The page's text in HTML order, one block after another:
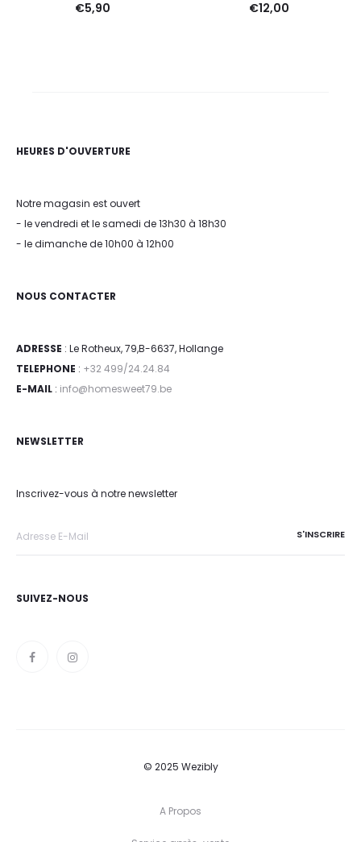
€5,90
€12,00
HEURES D'OUVERTURE
Notre magasin est ouvert
- le vendredi et le samedi de 13h30 à 18h30
- le dimanche de 10h00 à 12h00
NOUS CONTACTER
ADRESSE : Le Rotheux, 79,B-6637, Hollange
TELEPHONE : +32 499/24.24.84
E-MAIL : info@homesweet79.be
NEWSLETTER
Inscrivez-vous à notre newsletter
SUIVEZ-NOUS
© 2025 Wezibly
A Propos